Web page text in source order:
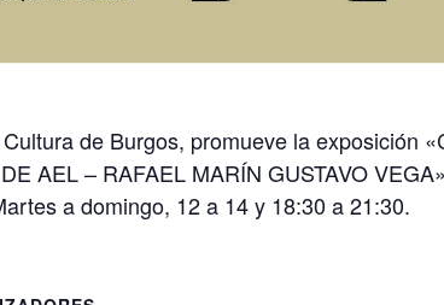
de Burgos, promueve la exposición
AEL – RAFAEL MARÍN GUSTAVO
a domingo, 12 a 14 y 18:30 a 21:30.